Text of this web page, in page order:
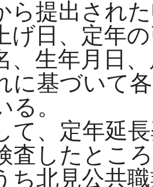
ら提出され
げ日、定年
、生年月日
に基づいて
る。
、定年延
査したとこ
ち北見公共